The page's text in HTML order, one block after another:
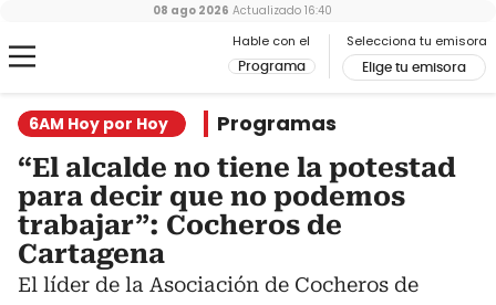
Hable con el
Programa
Selecciona tu emisora
Elige tu emisora
08 ago 2026 Actualizado 16:40
6AM Hoy por Hoy Programas
“El alcalde no tiene la potestad
para decir que no podemos
trabajar”: Cocheros de
Cartagena
El líder de la Asociación de Cocheros de